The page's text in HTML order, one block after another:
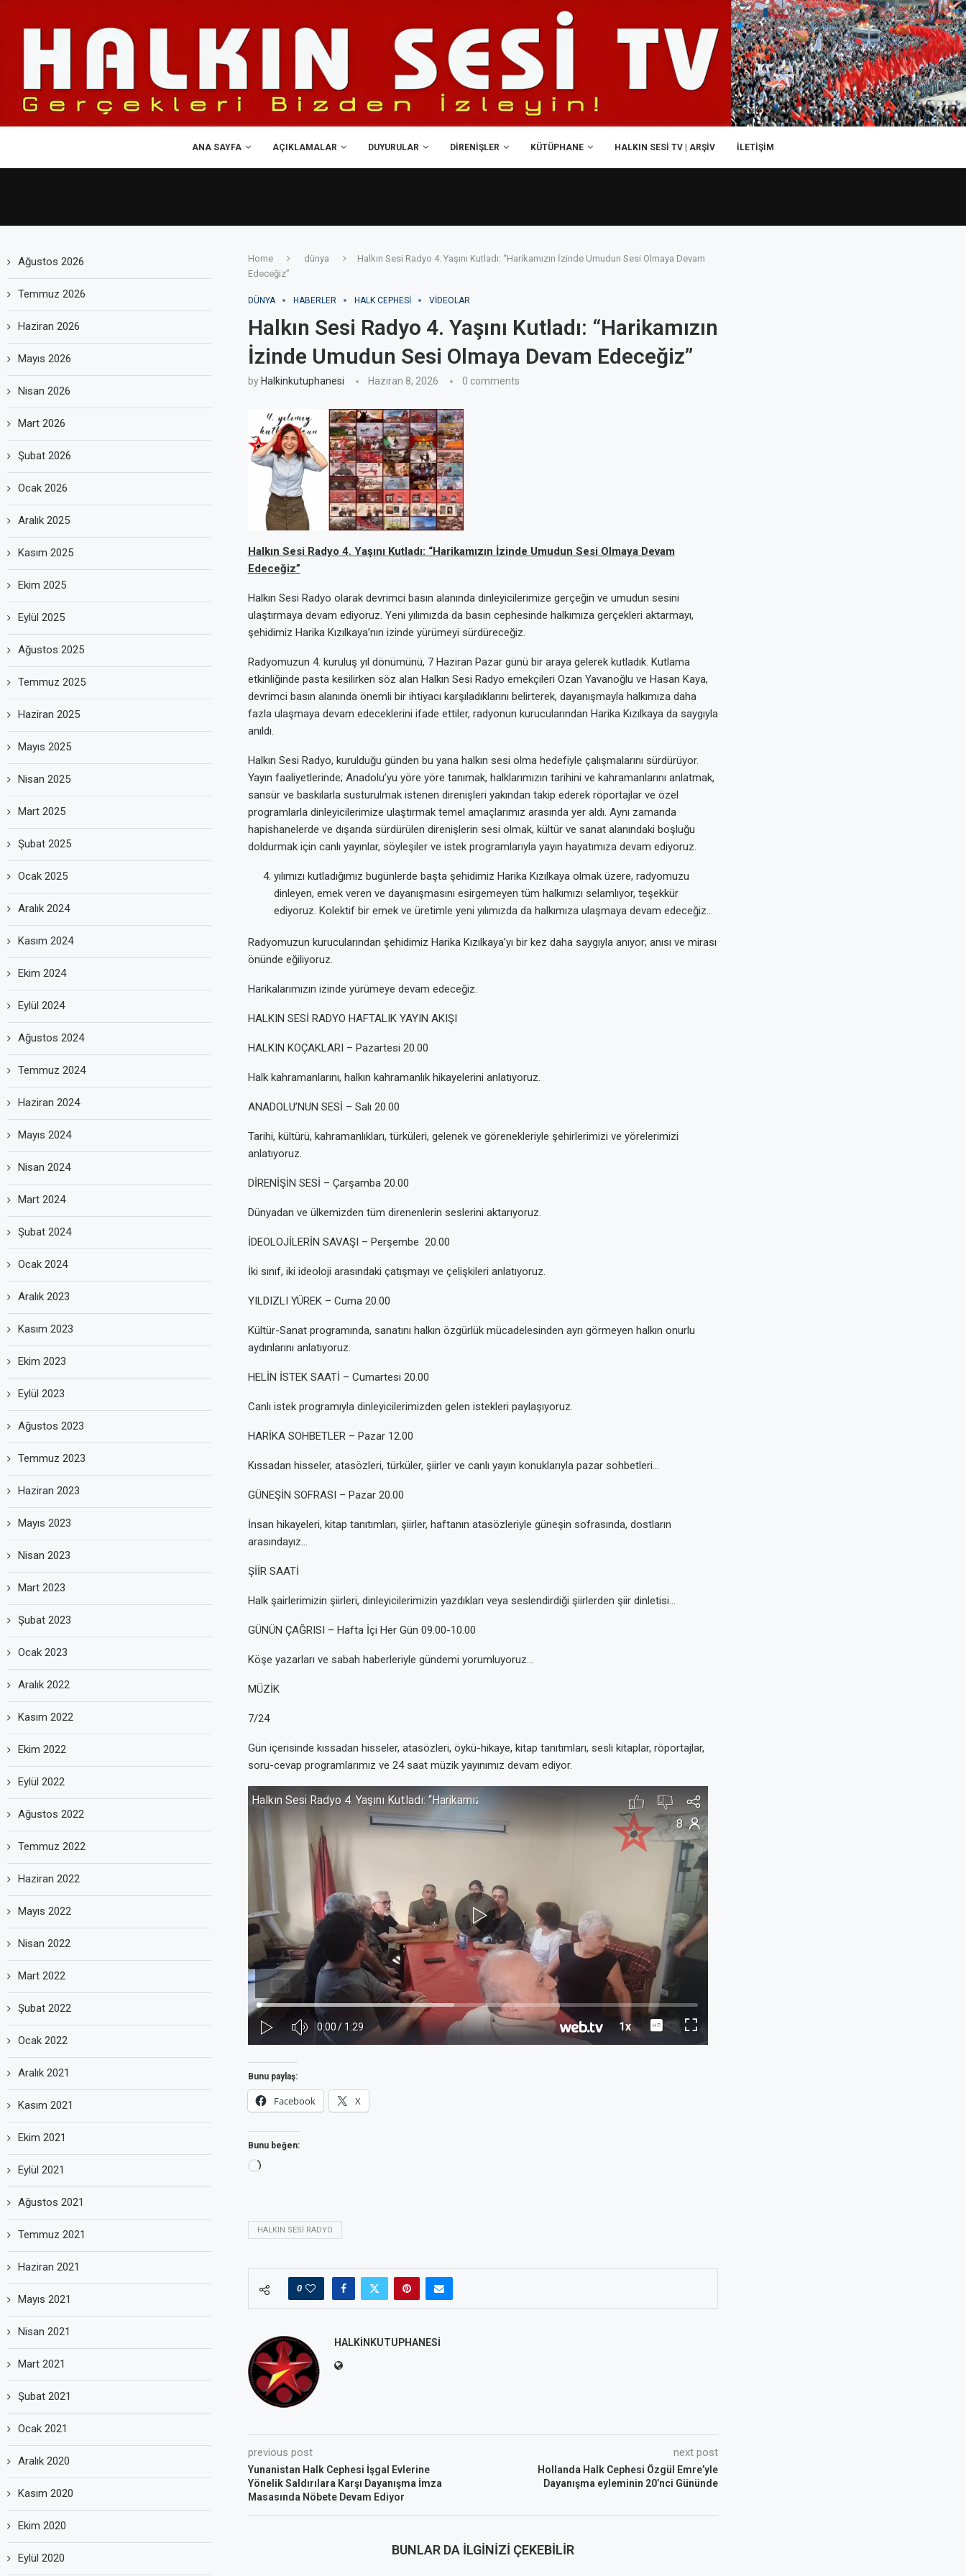
ANA SAYFA AÇIKLAMALAR DUYURULAR DIRENIŞLER KÜTÜPHANE HALKIN SESI TV | ARŞİV İLETIŞIM
Home dünya
Halkın Sesi Radyo 4. Yaşını Kutladı: “Harikamızın İzinde Umudun Sesi Olmaya Devam
Edeceğiz”
DÜNYA HABERLER HALK CEPHESI VIDEOLAR
Halkın Sesi Radyo 4. Yaşını Kutladı: “Harikamızın
İzinde Umudun Sesi Olmaya Devam Edeceğiz”
byHalkinkutuphanesi Haziran 8, 2026 0 comments
Halkın Sesi Radyo 4. Yaşını Kutladı: “Harikamızın İzinde Umudun Sesi Olmaya Devam
Edeceğiz”
Halkın Sesi Radyo olarak devrimci basın alanında dinleyicilerimize gerçeğin ve umudun sesini
ulaştırmaya devam ediyoruz. Yeni yılımızda da basın cephesinde halkımıza gerçekleri aktarmayı,
şehidimiz Harika Kızılkaya’nın izinde yürümeyi sürdüreceğiz.
Radyomuzun 4. kuruluş yıl dönümünü, 7 Haziran Pazar günü bir araya gelerek kutladık. Kutlama
etkinliğinde pasta kesilirken söz alan Halkın Sesi Radyo emekçileri Ozan Yavanoğlu ve Hasan Kaya,
devrimci basın alanında önemli bir ihtiyacı karşıladıklarını belirterek, dayanışmayla halkımıza daha
fazla ulaşmaya devam edeceklerini ifade ettiler, radyonun kurucularından Harika Kızılkaya da saygıyla
anıldı.
Halkın Sesi Radyo, kurulduğu günden bu yana halkın sesi olma hedefiyle çalışmalarını sürdürüyor.
Yayın faaliyetlerinde; Anadolu’yu yöre yöre tanımak, halklarımızın tarihini ve kahramanlarını anlatmak,
sansür ve baskılarla susturulmak istenen direnişleri yakından takip ederek röportajlar ve özel
programlarla dinleyicilerimize ulaştırmak temel amaçlarımız arasında yer aldı. Aynı zamanda
hapishanelerde ve dışarıda sürdürülen direnişlerin sesi olmak, kültür ve sanat alanındaki boşluğu
doldurmak için canlı yayınlar, söyleşiler ve istek programlarıyla yayın hayatımıza devam ediyoruz.
yılımızı kutladığımız bugünlerde başta şehidimiz Harika Kızılkaya olmak üzere, radyomuzu
dinleyen, emek veren ve dayanışmasını esirgemeyen tüm halkımızı selamlıyor, teşekkür
ediyoruz. Kolektif bir emek ve üretimle yeni yılımızda da halkımıza ulaşmaya devam edeceğiz…
Radyomuzun kurucularından şehidimiz Harika Kızılkaya’yı bir kez daha saygıyla anıyor; anısı ve mirası
önünde eğiliyoruz.
Harikalarımızın izinde yürümeye devam edeceğiz.
HALKIN SESİ RADYO HAFTALIK YAYIN AKIŞI
HALKIN KOÇAKLARI – Pazartesi 20.00
Halk kahramanlarını, halkın kahramanlık hikayelerini anlatıyoruz.
ANADOLU’NUN SESİ – Salı 20.00
Tarihi, kültürü, kahramanlıkları, türküleri, gelenek ve görenekleriyle şehirlerimizi ve yörelerimizi
anlatıyoruz.
DİRENİŞİN SESİ – Çarşamba 20.00
Dünyadan ve ülkemizden tüm direnenlerin seslerini aktarıyoruz.
İDEOLOJİLERİN SAVAŞI – Perşembe 20.00
İki sınıf, iki ideoloji arasındaki çatışmayı ve çelişkileri anlatıyoruz.
YILDIZLI YÜREK – Cuma 20.00
Kültür-Sanat programında, sanatını halkın özgürlük mücadelesinden ayrı görmeyen halkın onurlu
aydınlarını anlatıyoruz.
HELİN İSTEK SAATİ – Cumartesi 20.00
Canlı istek programıyla dinleyicilerimizden gelen istekleri paylaşıyoruz.
HARİKA SOHBETLER – Pazar 12.00
Kıssadan hisseler, atasözleri, türküler, şiirler ve canlı yayın konuklarıyla pazar sohbetleri…
GÜNEŞİN SOFRASI – Pazar 20.00
İnsan hikayeleri, kitap tanıtımları, şiirler, haftanın atasözleriyle güneşin sofrasında, dostların
arasındayız…
ŞİİR SAATİ
Halk şairlerimizin şiirleri, dinleyicilerimizin yazdıkları veya seslendirdiği şiirlerden şiir dinletisi…
GÜNÜN ÇAĞRISI – Hafta İçi Her Gün 09.00-10.00
Köşe yazarları ve sabah haberleriyle gündemi yorumluyoruz…
MÜZİK
7/24
Gün içerisinde kıssadan hisseler, atasözleri, öykü-hikaye, kitap tanıtımları, sesli kitaplar, röportajlar,
soru-cevap programlarımız ve 24 saat müzik yayınımız devam ediyor.
Bunu paylaş:
Facebook X
Bunu beğen:
HALKIN SESI RADYO
0
HALKINKUTUPHANESI
previous post
Yunanistan Halk Cephesi İşgal Evlerine
Yönelik Saldırılara Karşı Dayanışma İmza
Masasında Nöbete Devam Ediyor
next post
Hollanda Halk Cephesi Özgül Emre’yle
Dayanışma eyleminin 20’nci Gününde
BUNLAR DA İLGINIZI ÇEKEBILIR
Ağustos 2026
Temmuz 2026
Haziran 2026
Mayıs 2026
Nisan 2026
Mart 2026
Şubat 2026
Ocak 2026
Aralık 2025
Kasım 2025
Ekim 2025
Eylül 2025
Ağustos 2025
Temmuz 2025
Haziran 2025
Mayıs 2025
Nisan 2025
Mart 2025
Şubat 2025
Ocak 2025
Aralık 2024
Kasım 2024
Ekim 2024
Eylül 2024
Ağustos 2024
Temmuz 2024
Haziran 2024
Mayıs 2024
Nisan 2024
Mart 2024
Şubat 2024
Ocak 2024
Aralık 2023
Kasım 2023
Ekim 2023
Eylül 2023
Ağustos 2023
Temmuz 2023
Haziran 2023
Mayıs 2023
Nisan 2023
Mart 2023
Şubat 2023
Ocak 2023
Aralık 2022
Kasım 2022
Ekim 2022
Eylül 2022
Ağustos 2022
Temmuz 2022
Haziran 2022
Mayıs 2022
Nisan 2022
Mart 2022
Şubat 2022
Ocak 2022
Aralık 2021
Kasım 2021
Ekim 2021
Eylül 2021
Ağustos 2021
Temmuz 2021
Haziran 2021
Mayıs 2021
Nisan 2021
Mart 2021
Şubat 2021
Ocak 2021
Aralık 2020
Kasım 2020
Ekim 2020
Eylül 2020